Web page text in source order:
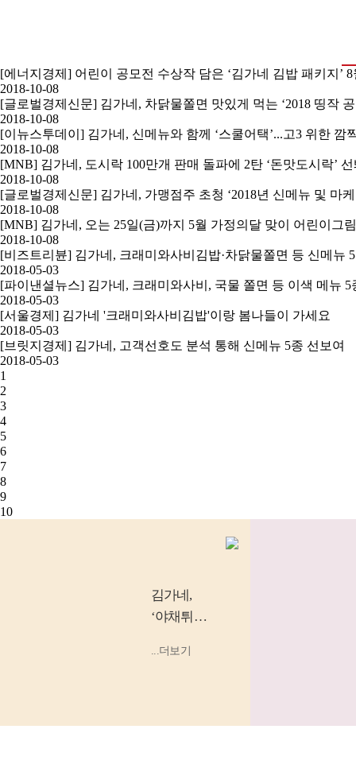
[에너지경제] 어린이 공모전 수상작 담은 ‘김가네 김밥 패키지’
2018-10-08
[글로벌경제신문] 김가네, 차닭물쫄면 맛있게 먹는 ‘2018 띵작
2018-10-08
[이뉴스투데이] 김가네, 신메뉴와 함께 ‘스쿨어택’...고3 위한 깜
2018-10-08
[MNB] 김가네, 도시락 100만개 판매 돌파에 2탄 ‘돈맛도시락’
2018-10-08
[글로벌경제신문] 김가네, 가맹점주 초청 ‘2018년 신메뉴 및 마
2018-10-08
[MNB] 김가네, 오는 25일(금)까지 5월 가정의달 맞이 어린이그
2018-10-08
[비즈트리뷴] 김가네, 크래미와사비김밥·차닭물쫄면 등 신메뉴
2018-05-03
[파이낸셜뉴스] 김가네, 크래미와사비, 국물 쫄면 등 이색 메뉴 5
2018-05-03
[서울경제] 김가네 '크래미와사비김밥'이랑 봄나들이 가세요
2018-05-03
[브릿지경제] 김가네, 고객선호도 분석 통해 신메뉴 5종 선보여
2018-05-03
1
2
3
4
5
6
7
8
9
10
김가네,
‘야채튀김
고기 김밥’
...더보기